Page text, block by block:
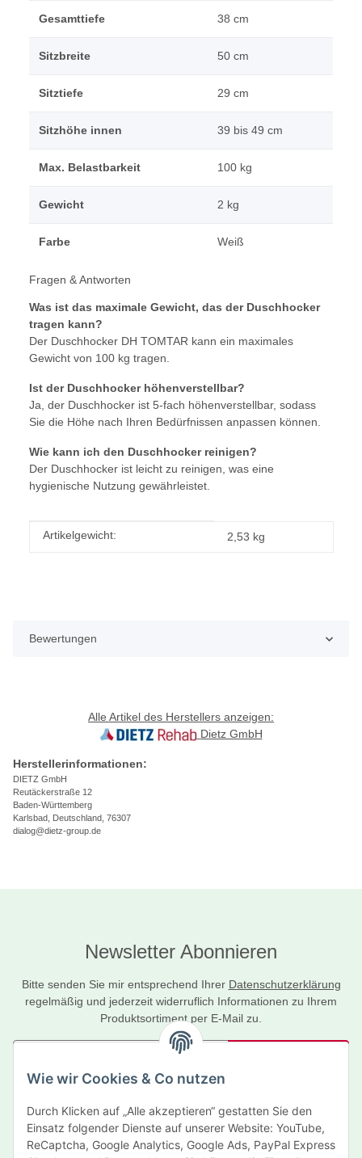
Wie wir Cookies & Co nutzen
Durch Klicken auf „Alle akzeptieren“ gestatten Sie den
Einsatz folgender Dienste auf unserer Website: YouTube,
ReCaptcha, Google Analytics, Google Ads, PayPal Express
Gesamttiefe 38 cm
Sitzbreite 50 cm
Sitztiefe 29 cm
Sitzhöhe innen 39 bis 49 cm
Max. Belastbarkeit 100 kg
Gewicht 2 kg
Farbe Weiß
Fragen & Antworten
Was ist das maximale Gewicht, das der Duschhocker
tragen kann?
Der Duschhocker DH TOMTAR kann ein maximales
Gewicht von 100 kg tragen.
Ist der Duschhocker höhenverstellbar?
Ja, der Duschhocker ist 5-fach höhenverstellbar, sodass
Sie die Höhe nach Ihren Bedürfnissen anpassen können.
Wie kann ich den Duschhocker reinigen?
Der Duschhocker ist leicht zu reinigen, was eine
hygienische Nutzung gewährleistet.
Produkteigenschaft
Wert
Artikelgewicht: 2,53 kg
Bewertungen
Alle Artikel des Herstellers anzeigen:
Dietz GmbH
Herstellerinformationen:
DIETZ GmbH
Reutäckerstraße 12
Baden-Württemberg
Karlsbad, Deutschland, 76307
dialog@dietz-group.de
Newsletter Abonnieren
Bitte senden Sie mir entsprechend Ihrer Datenschutzerklärung
regelmäßig und jederzeit widerruflich Informationen zu Ihrem
Produktsortiment per E-Mail zu.
Newsletter Abonnieren
Informationen